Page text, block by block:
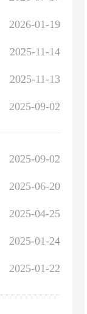
2026-01-19
2025-11-14
2025-11-13
2025-09-02
2025-09-02
2025-06-20
2025-04-25
2025-01-24
2025-01-22